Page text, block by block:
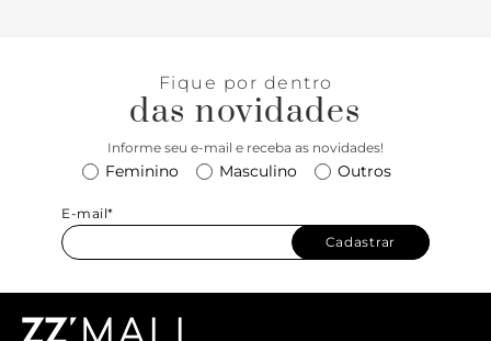
Fique por dentro
das novidades
Informe seu e-mail e receba as novidades!
Feminino Masculino Outros
E-mail*
Cadastrar